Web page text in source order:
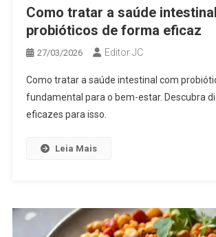
Como tratar a saúde
probióticos de forma eficaz
27/03/2026 Editor JC
Como tratar a saúde intestinal com
fundamental para o bem-estar. Descubra
eficazes para isso.
Leia Mais